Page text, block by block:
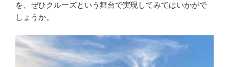
を、ぜひクルーズという舞台で実現してみてはいかがで
しょうか。